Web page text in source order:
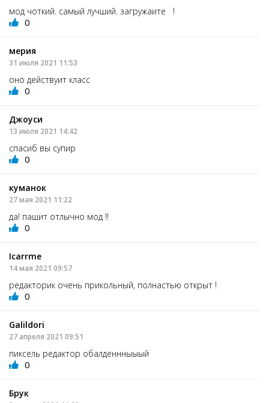
мод чоткий. самый лучший. загружаите !
0
мерия
31 июля 2021 11:53
оно действуит класс
0
Джоуси
13 июля 2021 14:42
спасиб вы супир
0
куманок
27 мая 2021 11:22
да! пашит отлычно мод !!
0
Icarrme
14 мая 2021 09:57
редакторик очень прикольный, полнастью открыт !
0
Galildori
27 апреля 2021 09:51
пиксель редактор обалденнныыый
0
Брук